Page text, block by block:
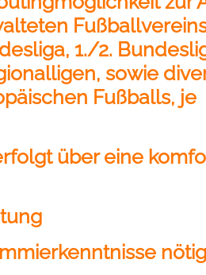
1./2.
sowie
Fußballs, je
über eine
nötig